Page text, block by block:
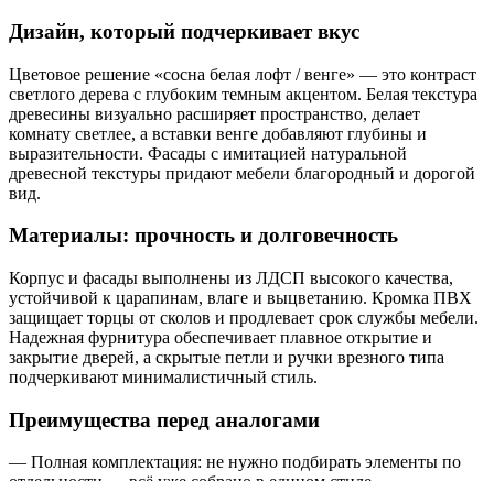
Дизайн, который подчеркивает вкус
Цветовое решение «сосна белая лофт / венге» — это контраст
светлого дерева с глубоким темным акцентом. Белая текстура
древесины визуально расширяет пространство, делает
комнату светлее, а вставки венге добавляют глубины и
выразительности. Фасады с имитацией натуральной
древесной текстуры придают мебели благородный и дорогой
вид.
Материалы: прочность и долговечность
Корпус и фасады выполнены из ЛДСП высокого качества,
устойчивой к царапинам, влаге и выцветанию. Кромка ПВХ
защищает торцы от сколов и продлевает срок службы мебели.
Надежная фурнитура обеспечивает плавное открытие и
закрытие дверей, а скрытые петли и ручки врезного типа
подчеркивают минималистичный стиль.
Преимущества перед аналогами
— Полная комплектация: не нужно подбирать элементы по